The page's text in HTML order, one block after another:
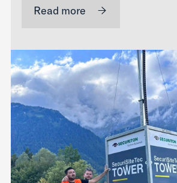
Read more